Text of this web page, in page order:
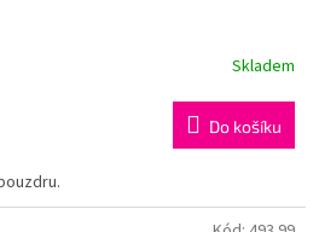
Skladem
Do košíku